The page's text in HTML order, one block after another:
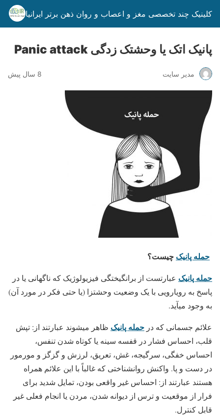
کلینیک چند تخصصی مغز و اعصاب و روان ذهن برتر ایرانیان
پانیک اتک یا وحشتک زدگی Panic attack
مدیر سایت 8 سال پیش
حمله پانیک چیست؟
حمله پانیک عبارتست از برانگیختگی فیزیولوژیک که ناگهانی یا در
پاسخ به رویارویی با یک وضعیت وحشت­زا (یا حتی فکر در مورد آن)
به وجود می­آید.
علائم جسمانی که در حمله پانیک ظاهر می­شوند عبارتند از: تپش
قلب، احساس فشار در قفسه سینه یا کوتاه شدن تنفس،
احساس خفگی، سرگیجه، غش، تعریق، لرزش و گزگز و مورمور
در دست و پا. واکنش روانشناختی که غالباً با این علائم همراه
هستند عبارتند از: احساس غیر واقعی بودن، تمایل شدید برای
فرار از موقعیت و ترس از دیوانه شدن، مردن یا انجام فعلی غیر
قابل کنترل.